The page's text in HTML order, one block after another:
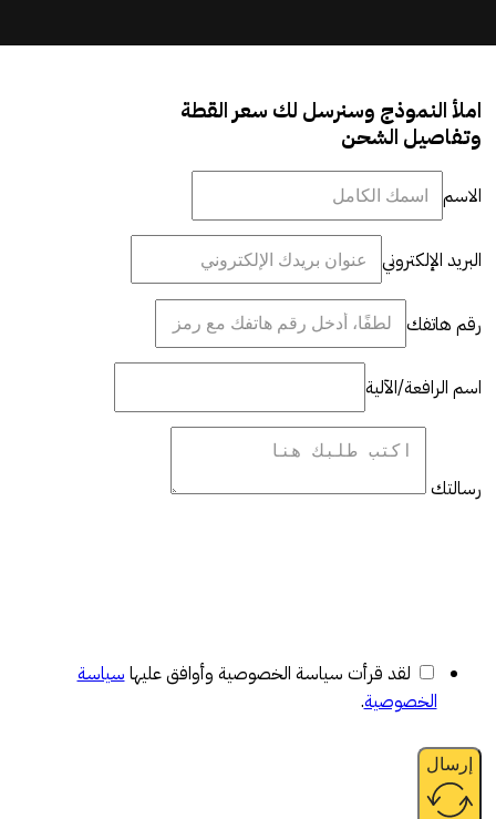
املأ النموذج وسنرسل لك سعر القطة
وتفاصيل الشحن
الاسم
البريد الإلكتروني
رقم هاتفك
اسم الرافعة/الآلية
رسالتك
لقد قرأت سياسة الخصوصية وأوافق عليها سياسة
الخصوصية.
إرسال